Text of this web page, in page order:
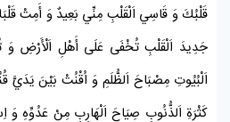
قَلْبُكَ وَ قَاسِي اَلْقَلْبِ مِنِّي بَعِيدٌ وَ أَمِتْ
جَدِيدَ اَلْقَلْبِ تُخْفَى عَلَى أَهْلِ اَلْأَرْضِ
اَلْبُيُوتِ مِصْبَاحَ اَلظُّلَمِ وَ اُقْنُتْ بَيْنَ
كَثْرَةِ اَلذُّنُوبِ صِيَاحَ اَلْهَارِبِ مِنْ عَدُوِّهِ